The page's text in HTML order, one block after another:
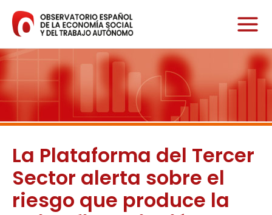
contenido
La Plataforma del Tercer
Sector alerta sobre el
riesgo que produce la